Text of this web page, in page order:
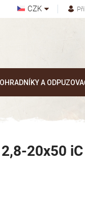
CZK
A
20x50 iC